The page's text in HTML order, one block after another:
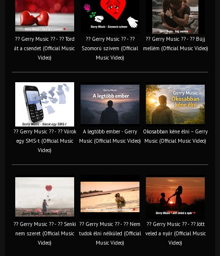
?? Gerry Music ?? - ?? Törd
át a csendet (Official Music
Video)
?? Gerry Music ?? - ??
Szomorú szívem (Official
Music Video)
?? Gerry Music ?? - ?? Bújj
mellém (Official Music Video)
?? Gerry Music ?? - ?? Várok
egy SMS-t (Official Music
Video)
A legtöbb ember - Gerry
Music (Official Music Video)
Okosabban kéne élni – Gerry
Music (Official Music Video)
?? Gerry Music ?? - ?? Senki
nem szeret (Official Music
Video)
?? Gerry Music ?? - ?? Nem
tudok élni nélküled (Official
Music Video)
?? Gerry Music ?? - ?? Jött
veled a nyár (Official Music
Video)